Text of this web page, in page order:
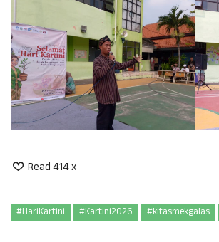
Read 414 x
#HariKartini #Kartini2026 #kitasmekgalas